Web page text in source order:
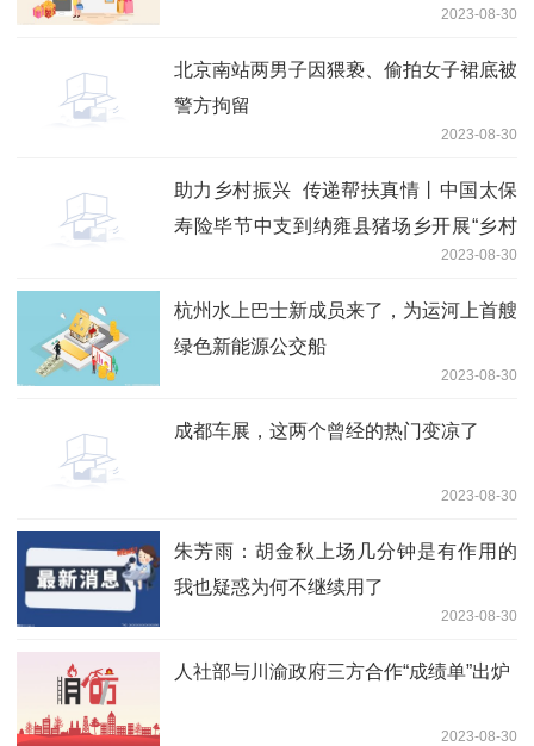
2023-08-30
北京南站两男子因猥亵、偷拍女子裙底被
警方拘留
2023-08-30
助力乡村振兴 传递帮扶真情丨中国太保
寿险毕节中支到纳雍县猪场乡开展“乡村
2023-08-30
杭州水上巴士新成员来了，为运河上首艘
绿色新能源公交船
2023-08-30
成都车展，这两个曾经的热门变凉了
2023-08-30
朱芳雨：胡金秋上场几分钟是有作用的
我也疑惑为何不继续用了
2023-08-30
人社部与川渝政府三方合作“成绩单”出炉
2023-08-30